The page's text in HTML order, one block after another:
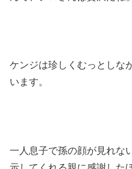
ケンジは珍しくむっとしな
います。
一人息子で孫の顔が見れな